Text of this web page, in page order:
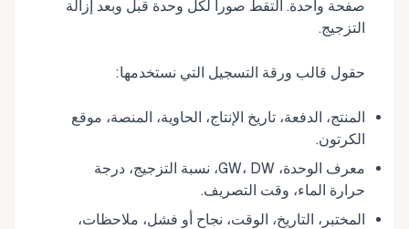
صفحة واحدة. التقط صوراً لكل وحدة قبل وبعد إزالة
التزجيج.
حقول قالب ورقة التسجيل التي نستخدمها:
المنتج، الدفعة، تاريخ الإنتاج، الحاوية، المنصة، موقع
الكرتون.
معرف الوحدة، GW، DW، نسبة التزجيج، درجة
حرارة الماء، وقت التصريف.
المختبر، التاريخ، الوقت، نجاح أو فشل، ملاحظات،